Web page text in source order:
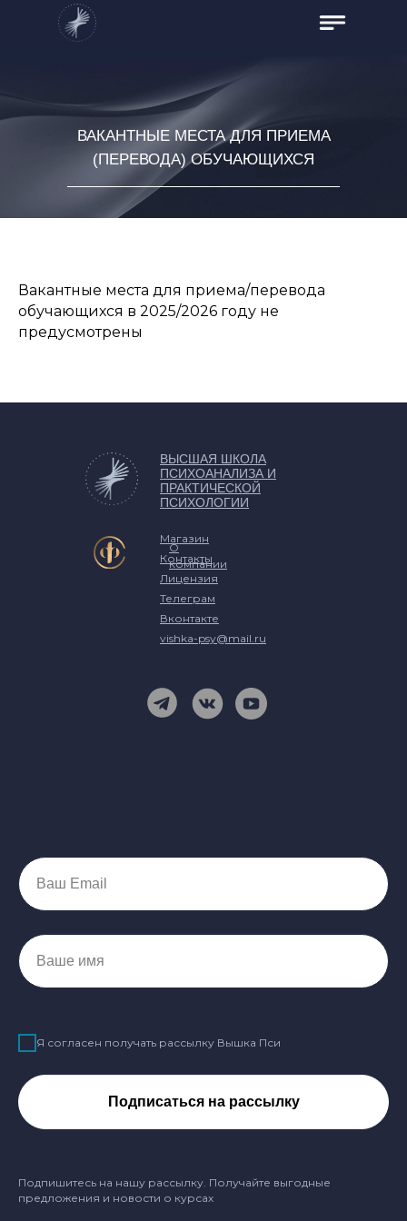
ВАКАНТНЫЕ МЕСТА ДЛЯ ПРИЕМА
(ПЕРЕВОДА) ОБУЧАЮЩИХСЯ
Вакантные места для приема/перевода
обучающихся в 2025/2026 году не
предусмотрены
Контакты
Лицензия
Телеграм
Вконтакте
vishka-psy@mail.ru
Магазин
О
компании
ВЫСШАЯ ШКОЛА
ПСИХОАНАЛИЗА И
ПРАКТИЧЕСКОЙ
ПСИХОЛОГИИ
Ваш Email
Ваше имя
Я согласен получать рассылку Вышка Пси
Подписаться на рассылку
Подпишитесь на нашу рассылку. Получайте выгодные
предложения и новости о курсах